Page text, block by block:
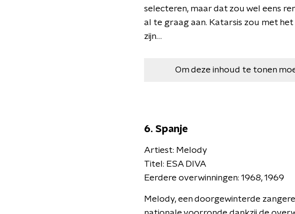
selecteren, maar dat zou wel eens
al te graag aan. Katarsis zou met
zijn…
Om deze inhoud te tonen
6. Spanje
Artiest: Melody
Titel: ESA DIVA
Eerdere overwinningen: 1968, 1969
Melody, een doorgewinterde